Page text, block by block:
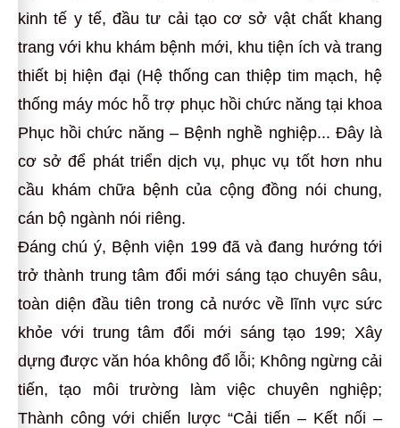
kinh tế y tế, đầu tư cải tạo cơ sở vật chất khang
trang với khu khám bệnh mới, khu tiện ích và trang
thiết bị hiện đại (Hệ thống can thiệp tim mạch, hệ
thống máy móc hỗ trợ phục hồi chức năng tại khoa
Phục hồi chức năng – Bệnh nghề nghiệp... Đây là
cơ sở để phát triển dịch vụ, phục vụ tốt hơn nhu
cầu khám chữa bệnh của cộng đồng nói chung,
cán bộ ngành nói riêng.
Đáng chú ý, Bệnh viện 199 đã và đang hướng tới
trở thành trung tâm đổi mới sáng tạo chuyên sâu,
toàn diện đầu tiên trong cả nước về lĩnh vực sức
khỏe với trung tâm đổi mới sáng tạo 199; Xây
dựng được văn hóa không đổ lỗi; Không ngừng cải
tiến, tạo môi trường làm việc chuyên nghiệp;
Thành công với chiến lược “Cải tiến – Kết nối –